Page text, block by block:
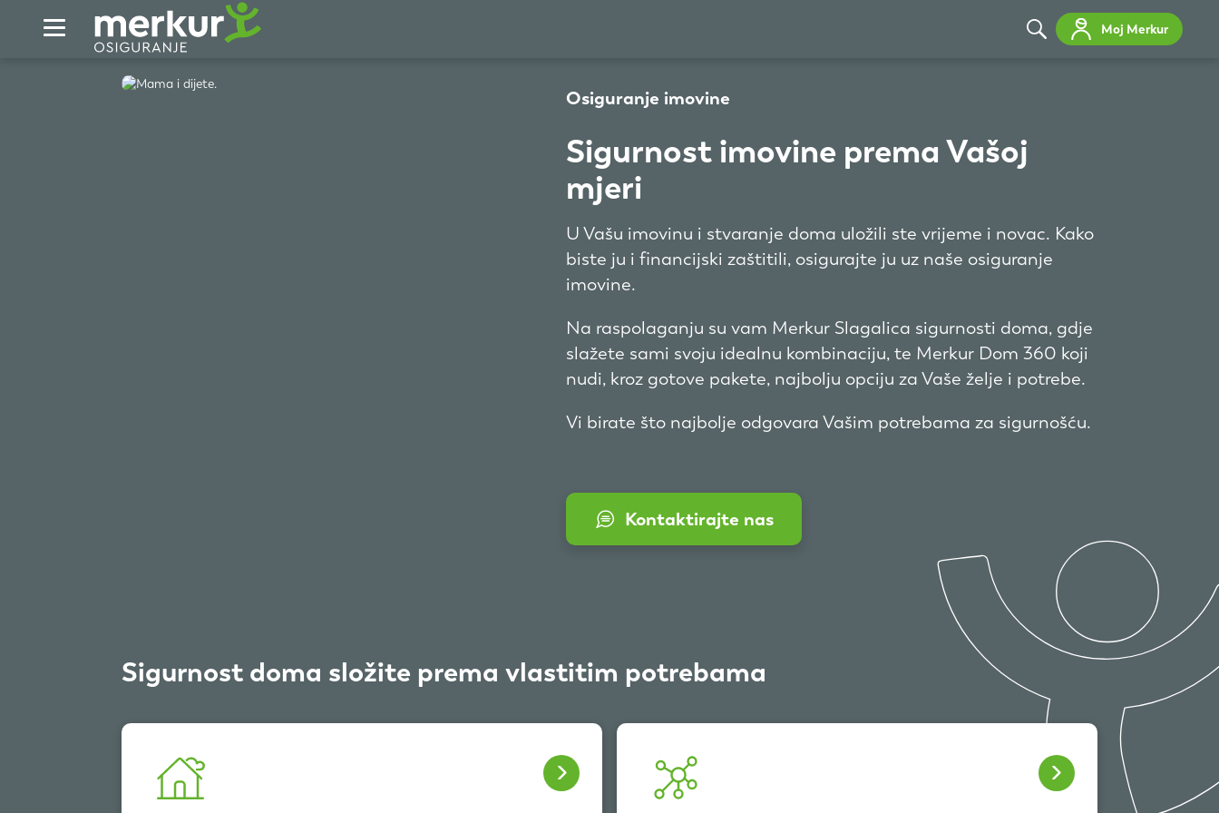
Moj Merkur
Osiguranje imovine
Sigurnost imovine prema Vašoj
mjeri
U Vašu imovinu i stvaranje doma uložili ste vrijeme i novac. Kako
biste ju i financijski zaštitili, osigurajte ju uz naše osiguranje
imovine.
Na raspolaganju su vam Merkur Slagalica sigurnosti doma, gdje
slažete sami svoju idealnu kombinaciju, te Merkur Dom 360 koji
nudi, kroz gotove pakete, najbolju opciju za Vaše želje i potrebe.
Vi birate što najbolje odgovara Vašim potrebama za sigurnošću.
Kontaktirajte nas
Sigurnost doma složite prema vlastitim potrebama